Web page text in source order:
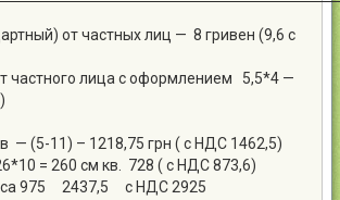
от частных лиц — 8 гривен (9,6 с
частного лица с оформлением 5,5*4 —
— (5-11) – 1218,75 грн ( с НДС 1462,5)
= 260 см кв. 728 ( с НДС 873,6)
975 2437,5 с НДС 2925